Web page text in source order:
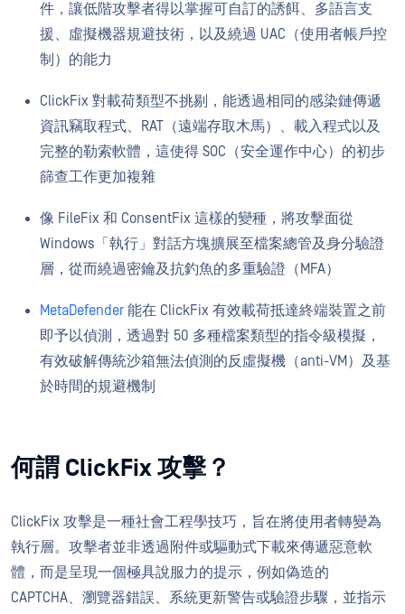
件，讓低階攻擊者得以掌握可自訂的誘餌、多語言支
援、虛擬機器規避技術，以及繞過 UAC（使用者帳戶控
制）的能力
ClickFix 對載荷類型不挑剔，能透過相同的感染鏈傳遞
資訊竊取程式、RAT（遠端存取木馬）、載入程式以及
完整的勒索軟體，這使得 SOC（安全運作中心）的初步
篩查工作更加複雜
像 FileFix 和 ConsentFix 這樣的變種，將攻擊面從
Windows「執行」對話方塊擴展至檔案總管及身分驗證
層，從而繞過密鑰及抗釣魚的多重驗證（MFA）
MetaDefender 能在 ClickFix 有效載荷抵達終端裝置之前
即予以偵測，透過對 50 多種檔案類型的指令級模擬，
有效破解傳統沙箱無法偵測的反虛擬機（anti-VM）及基
於時間的規避機制
何謂 ClickFix 攻擊？
ClickFix 攻擊是一種社會工程學技巧，旨在將使用者轉變為
執行層。攻擊者並非透過附件或驅動式下載來傳遞惡意軟
體，而是呈現一個極具說服力的提示，例如偽造的
CAPTCHA、瀏覽器錯誤、系統更新警告或驗證步驟，並指示